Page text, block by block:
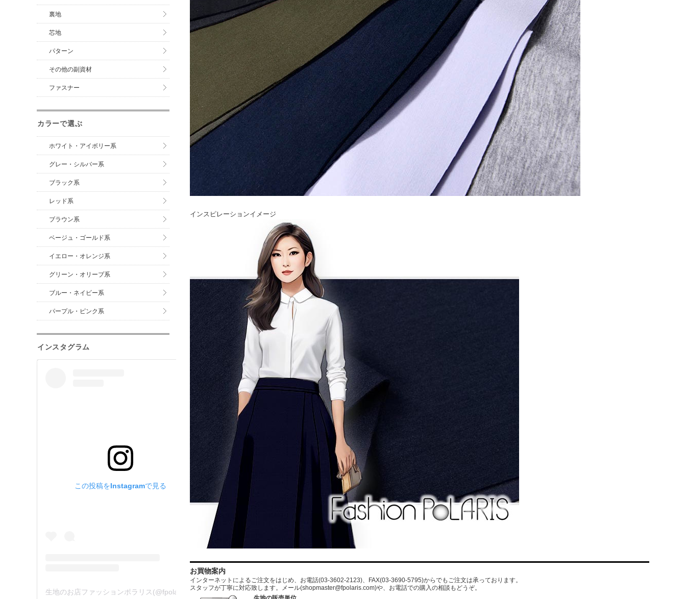
インスピレーションイメージ
お買物案内
インターネットによるご注文をはじめ、お電話(03-3602-2123)、FAX(03-3690-5795)からでもご注文は承っております。
スタッフが丁寧に対応致します。メール(shopmaster@fpolaris.com)や、お電話での購入の相談もどうぞ。
裏地
芯地
パターン
その他の副資材
ファスナー
カラーで選ぶ
ホワイト・アイボリー系
グレー・シルバー系
ブラック系
レッド系
ブラウン系
ベージュ・ゴールド系
イエロー・オレンジ系
グリーン・オリーブ系
ブルー・ネイビー系
パープル・ピンク系
インスタグラム
この投稿をInstagramで見る
生地のお店ファッションポラリス(@fpolaris_textile)がシェアした投稿